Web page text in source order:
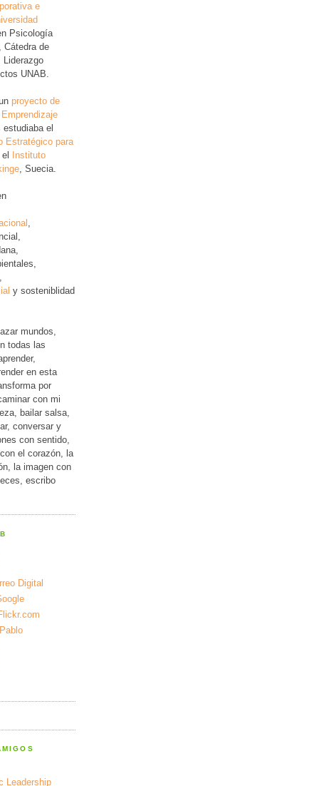
e
Psicología
Cátedra de
Liderazgo
UNAB.
proyecto de
estudiaba el
Estratégico para
el Instituto
, Suecia.
y sosteniblidad
mundos,
todas las
en esta
por
con mi
bailar salsa,
conversar y
con sentido,
el corazón, la
la imagen con
escribo
Digital
Leadership